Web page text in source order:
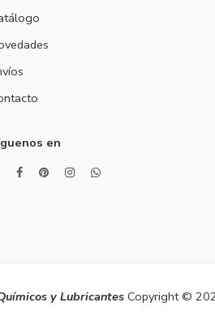
en
y LubricantesCopyright ©